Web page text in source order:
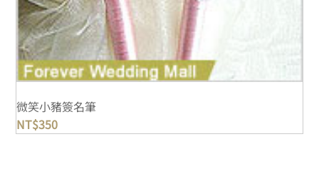
微笑小豬簽名筆
NT$350